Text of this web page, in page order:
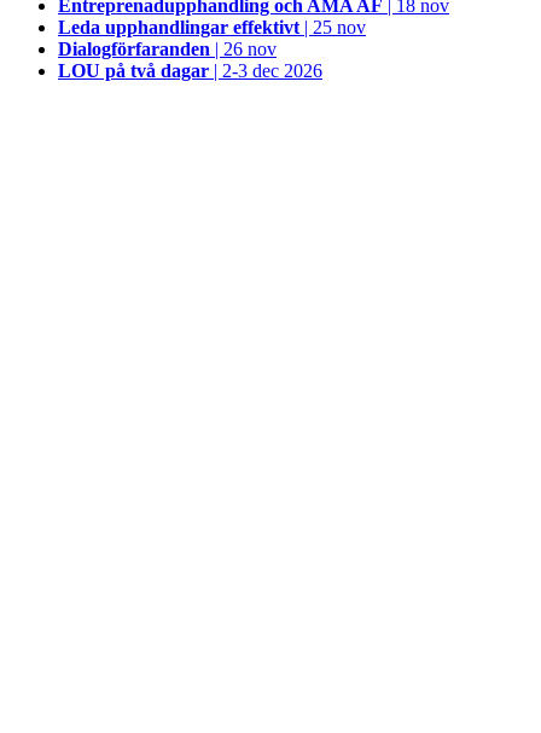
Entreprenadupphandling och AMA AF | 18 nov
Leda upphandlingar effektivt | 25 nov
Dialogförfaranden | 26 nov
LOU på två dagar | 2-3 dec 2026